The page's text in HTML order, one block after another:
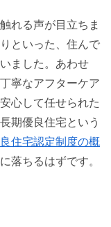
れる声が目立ちま
といった、住んで
ました。あわせ
寧なアフターケア
心して任せられた
期優良住宅という
住宅認定制度の概
落ちるはずです。